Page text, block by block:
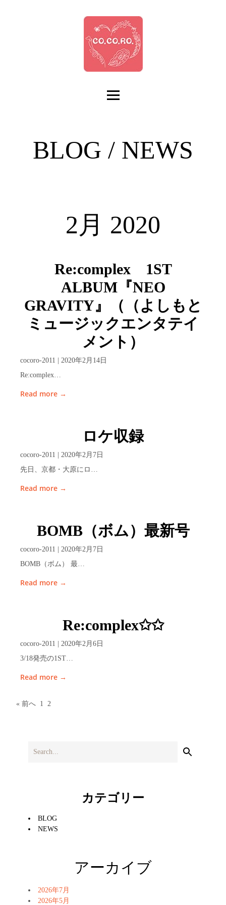
BLOG / NEWS
2月 2020
Re:complex 1ST
ALBUM『NEO
GRAVITY』（（よしもと
ミュージックエンタテイ
メント）
cocoro-2011 | 2020年2月14日
Re:complex…
Read more →
ロケ収録
cocoro-2011 | 2020年2月7日
先日、京都・大原にロ…
Read more →
BOMB（ボム）最新号
cocoro-2011 | 2020年2月7日
BOMB（ボム） 最…
Read more →
Re:complex✩✩
cocoro-2011 | 2020年2月6日
3/18発売の1ST…
Read more →
« 前へ 1 2
カテゴリー
BLOG
NEWS
アーカイブ
2026年7月
2026年5月